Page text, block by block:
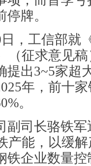
牌。
工信部就
（征求意见
提出3~5家超
年，前十
。
司长骆铁军
产能，以缓
铁企业数量控